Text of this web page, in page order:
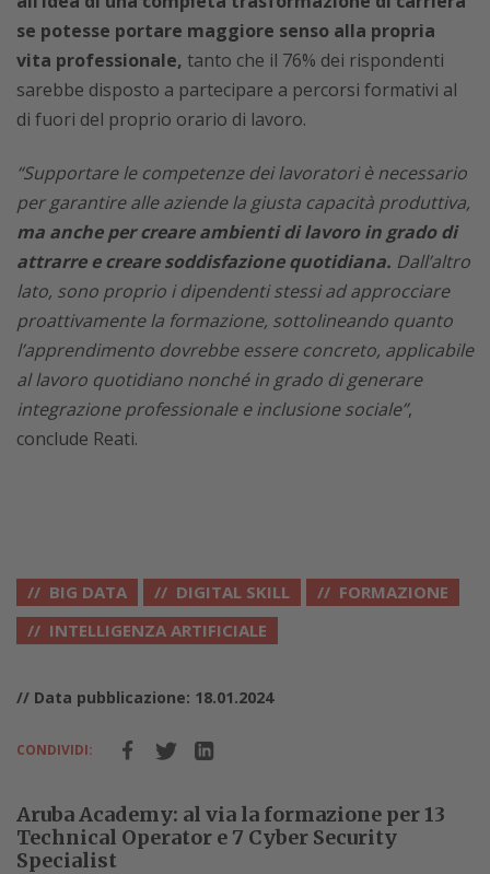
se potesse portare maggiore senso alla propria
vita professionale, tanto che il 76% dei rispondenti
sarebbe disposto a partecipare a percorsi formativi al
di fuori del proprio orario di lavoro.
“Supportare le competenze dei lavoratori è necessario
per garantire alle aziende la giusta capacità produttiva,
ma anche per creare ambienti di lavoro in grado di
attrarre e creare soddisfazione quotidiana. Dall’altro
lato, sono proprio i dipendenti stessi ad approcciare
proattivamente la formazione, sottolineando quanto
l’apprendimento dovrebbe essere concreto, applicabile
al lavoro quotidiano nonché in grado di generare
integrazione professionale e inclusione sociale”,
conclude Reati.
BIG DATA DIGITAL SKILL
FORMAZIONE
INTELLIGENZA ARTIFICIALE
// Data pubblicazione: 18.01.2024
CONDIVIDI:
Aruba Academy: al via la formazione per 13
Technical Operator e 7 Cyber Security
Specialist